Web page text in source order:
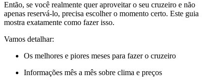
Então, se você realmente quer aproveitar o seu cruzeiro e não
apenas reservá-lo, precisa escolher o momento certo. Este guia
mostra exatamente como fazer isso.
Vamos detalhar:
Os melhores e piores meses para fazer o cruzeiro
Informações mês a mês sobre clima e preços